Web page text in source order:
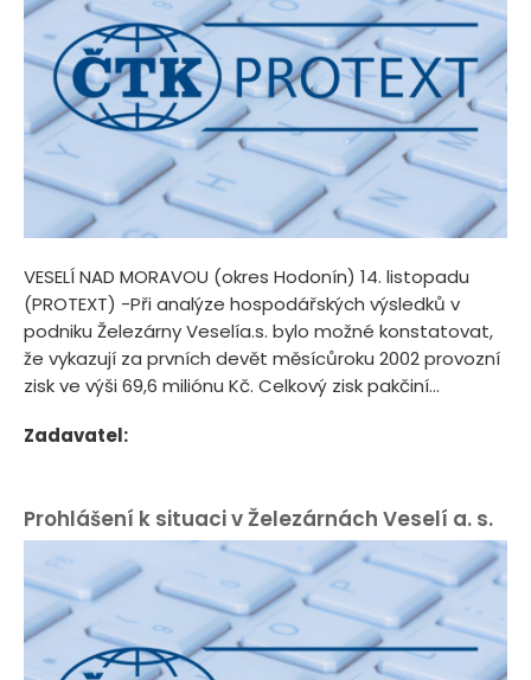
VESELÍ NAD MORAVOU (okres Hodonín) 14. listopadu
(PROTEXT) -Při analýze hospodářských výsledků v
podniku Železárny Veselía.s. bylo možné konstatovat,
že vykazují za prvních devět měsícůroku 2002 provozní
zisk ve výši 69,6 miliónu Kč. Celkový zisk pakčiní...
Zadavatel:
Prohlášení k situaci v Železárnách Veselí a. s.